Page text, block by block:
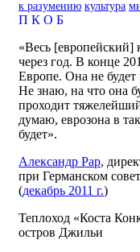
к разумению культура
П К О Б
«Весь [европейский]
через год. В конце
Европе. Она не
Не знаю, на что она
проходит
думаю, еврозона в
будет».
Александр Рар,
при Германском
(декабрь 2011 г.)
Теплоход «Коста
остров Джильи